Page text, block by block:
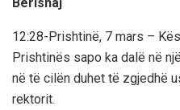
12:28-Prishtinë, 7 mars –
Prishtinës sapo ka dalë në
në të cilën duhet të zgjedhë
rektorit.